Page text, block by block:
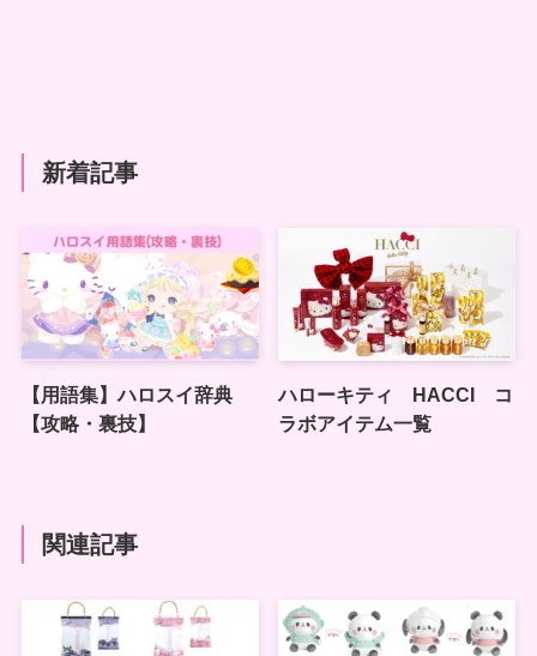
新着記事
【用語集】ハロスイ辞典
【攻略・裏技】
ハローキティ HACCI コ
ラボアイテム一覧
関連記事